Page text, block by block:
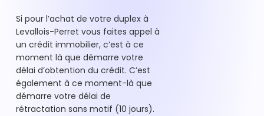
Si pour l’achat de votre duplex à
Levallois-Perret vous faites appel à
un crédit immobilier, c’est à ce
moment là que démarre votre
délai d’obtention du crédit. C’est
également à ce moment-là que
démarre votre délai de
rétractation sans motif (10 jours).